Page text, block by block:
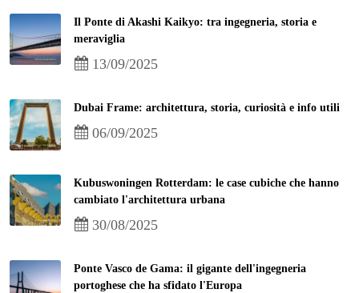
Il Ponte di Akashi Kaikyo: tra ingegneria, storia e
meraviglia
13/09/2025
Dubai Frame: architettura, storia, curiosità e info utili
06/09/2025
Kubuswoningen Rotterdam: le case cubiche che hanno
cambiato l'architettura urbana
30/08/2025
Ponte Vasco de Gama: il gigante dell'ingegneria
portoghese che ha sfidato l'Europa